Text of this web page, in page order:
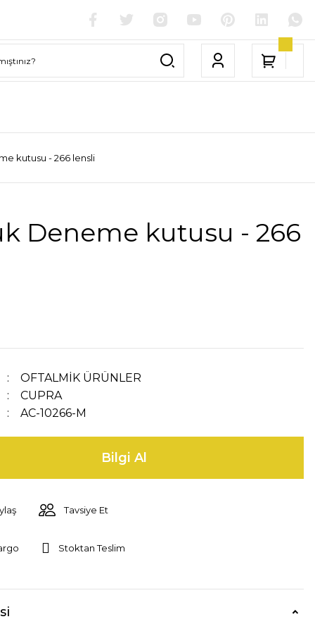
kutusu - 266 lensli
Deneme kutusu - 266
OFTALMİK ÜRÜNLER
CUPRA
AC-10266-M
Bilgi Al
Tavsiye Et
Stoktan Teslim